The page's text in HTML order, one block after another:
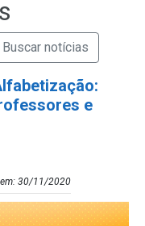
Notícias
a Busca de Notícias
e
30/11/2020